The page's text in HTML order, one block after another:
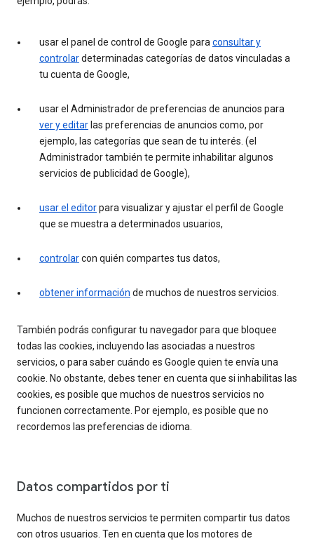
usar el panel de control de Google paraconsultar y
controlardeterminadas categorías de datos vinculadas a
tu cuenta de Google,
usar el Administrador de preferencias de anuncios para
ver y editar las preferencias de anuncios como, por
ejemplo, las categorías que sean de tu interés. (el
Administrador también te permite inhabilitar algunos
servicios de publicidad de Google),
usar el editorpara visualizar y ajustar el perfil de Google
que se muestra a determinados usuarios,
controlarcon quién compartes tus datos,
obtener información de muchos de nuestros servicios.
También podrás configurar tu navegador para que bloquee
todas las cookies, incluyendo las asociadas a nuestros
servicios, o para saber cuándo es Google quien te envía una
cookie. No obstante, debes tener en cuenta que si inhabilitas las
cookies, es posible que muchos de nuestros servicios no
funcionen correctamente. Por ejemplo, es posible que no
recordemos las preferencias de idioma.
Datos compartidos por ti
Muchos de nuestros servicios te permiten compartir tus datos
con otros usuarios. Ten en cuenta que los motores de